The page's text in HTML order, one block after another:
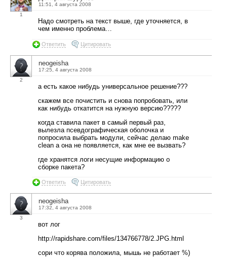
1
11:51, 4 августа 2008
Надо смотреть на текст выше, где уточняется, в
чем именно проблема…
Ответить Цитировать
2
neogeisha
17:25, 4 августа 2008
а есть какое нибудь универсальное решение???
скажем все почистить и снова попробовать, или
как нибудь откатится на нужную версию?????
когда ставила пакет в самый первый раз,
вылезла псевдографическая оболочка и
попросила выбрать модули, сейчас делаю make
clean а она не появляется, как мне ее вызвать?
где хранятся логи несущие информацию о
сборке пакета?
Ответить Цитировать
3
neogeisha
17:32, 4 августа 2008
вот лог
http://rapidshare.com/files/134766778/2.JPG.html
сори что корява положила, мышь не работает %)